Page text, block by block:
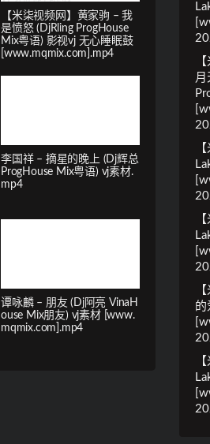
【米柒视频网】黄家驹 – 我
是愤怒 (DjRling ProgHouse
Mix粤语) 影视vj 无心睡眠鼓
[www.mqmix.com].mp4
李国祥 – 摘星的晚上 (Dj辉总
ProgHouse Mix粤语) vj素材.
mp4
谭咏麟 – 朋友 (Dj阿亮 VinaH
ouse Mix朋友) vj素材 [www.
mqmix.com].mp4
月